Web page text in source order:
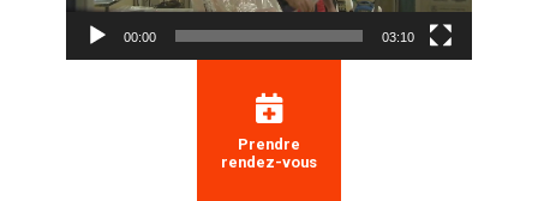
00:00 03:10
Prendre
rendez-vous